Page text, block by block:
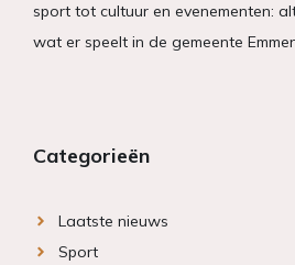
sport tot cultuur en evenementen:
wat er speelt in de gemeente
Categorieën
Laatste nieuws
Sport